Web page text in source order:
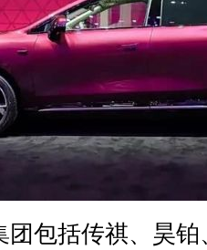
包括传祺、昊